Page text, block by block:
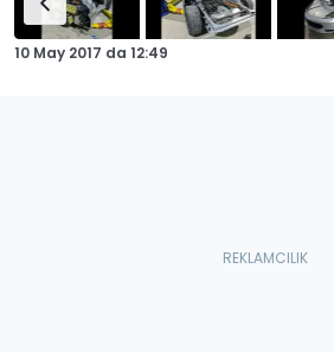
10 May 2017 da 12:49